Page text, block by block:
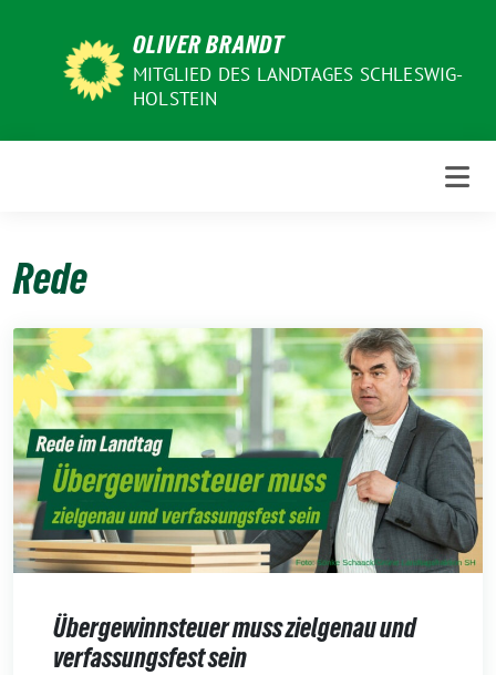
OLIVER BRANDT
MITGLIED DES LANDTAGES SCHLESWIG-
HOLSTEIN
Rede
Übergewinnsteuer muss zielgenau und
verfassungsfest sein